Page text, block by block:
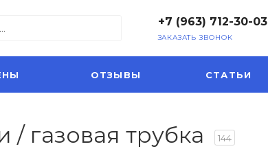
+7 (963) 712-30-03
ЗАКАЗАТЬ ЗВОНОК
ОТЗЫВЫ СТАТЬИ
/ газовая трубка 144